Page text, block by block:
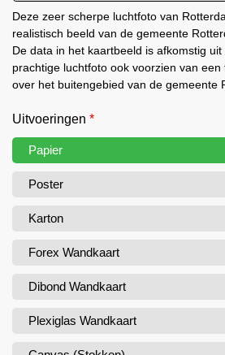
Deze zeer scherpe luchtfoto van
realistisch beeld van de gemeente
De data in het kaartbeeld is afkomstig
prachtige luchtfoto ook voorzien van
over het buitengebied van de gemeente
Uitvoeringen *
Papier
Poster
Karton
Forex Wandkaart
Dibond Wandkaart
Plexiglas Wandkaart